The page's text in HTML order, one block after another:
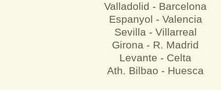
Valladolid - Barcelona
Espanyol - Valencia
Sevilla - Villarreal
Girona - R. Madrid
Levante - Celta
Ath. Bilbao - Huesca